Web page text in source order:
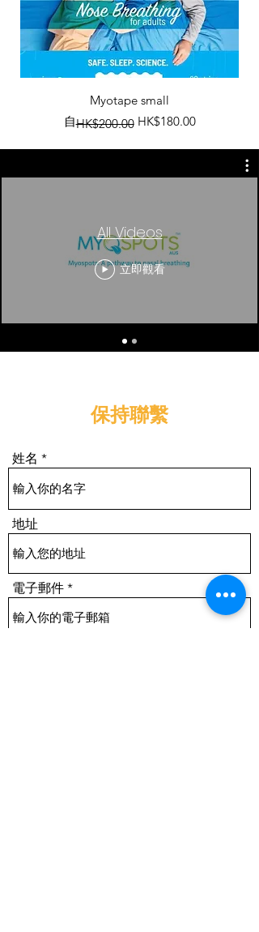
Myotape small
自
一般價格
HK$200.00 HK$180.00
促銷價格
All Videos
立即觀看
保持聯繫
姓名
地址
電子郵件